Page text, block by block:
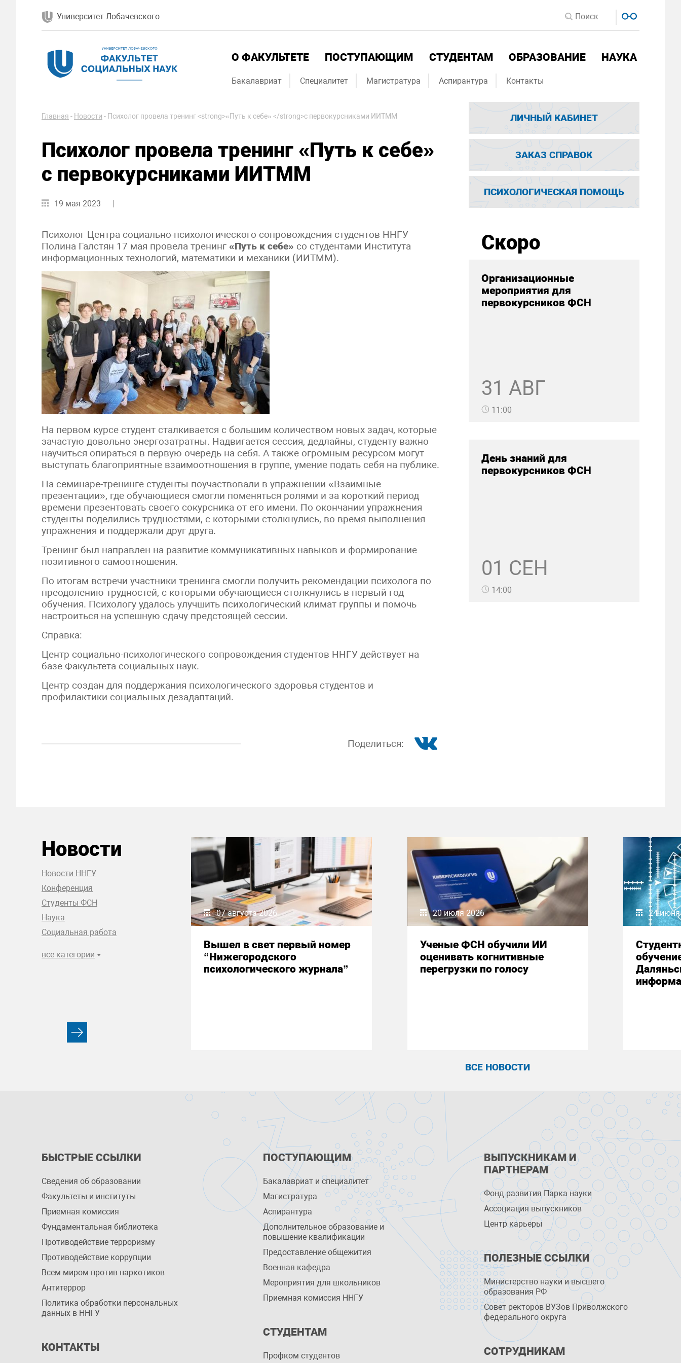
Университет Лобачевского
О ФАКУЛЬТЕТЕ ПОСТУПАЮЩИМ СТУДЕНТАМ ОБРАЗОВАНИЕ НАУКА
Бакалавриат Специалитет Магистратура Аспирантура Контакты
Главная - Новости - Психолог провела тренинг <strong>«Путь к себе» </strong>с первокурсниками ИИТММ
Психолог провела тренинг «Путь к себе»
с первокурсниками ИИТММ
19 мая 2023
Психолог Центра социально-психологического сопровождения студентов ННГУ
Полина Галстян 17 мая провела тренинг «Путь к себе» со студентами Института
информационных технологий, математики и механики (ИИТММ).
На первом курсе студент сталкивается с большим количеством новых задач, которые
зачастую довольно энергозатратны. Надвигается сессия, дедлайны, студенту важно
научиться опираться в первую очередь на себя. А также огромным ресурсом могут
выступать благоприятные взаимоотношения в группе, умение подать себя на публике.
На семинаре-тренинге студенты поучаствовали в упражнении «Взаимные
презентации», где обучающиеся смогли поменяться ролями и за короткий период
времени презентовать своего сокурсника от его имени. По окончании упражнения
студенты поделились трудностями, с которыми столкнулись, во время выполнения
упражнения и поддержали друг друга.
Тренинг был направлен на развитие коммуникативных навыков и формирование
позитивного самоотношения.
По итогам встречи участники тренинга смогли получить рекомендации психолога по
преодолению трудностей, с которыми обучающиеся столкнулись в первый год
обучения. Психологу удалось улучшить психологический климат группы и помочь
настроиться на успешную сдачу предстоящей сессии.
Справка:
Центр социально-психологического сопровождения студентов ННГУ действует на
базе Факультета социальных наук.
Центр создан для поддержания психологического здоровья студентов и
профилактики социальных дезадаптаций.
Поделиться:
ЛИЧНЫЙ КАБИНЕТ
ЗАКАЗ СПРАВОК
ПСИХОЛОГИЧЕСКАЯ ПОМОЩЬ
Скоро
Организационные
мероприятия для
первокурсников ФСН
31 АВГ
11:00
День знаний для
первокурсников ФСН
01 СЕН
14:00
Новости
Новости ННГУ
Конференция
Студенты ФСН
Наука
Социальная работа
все категории
07 августа 2026
Вышел в свет первый номер
“Нижегородского
психологического журнала”
20 июля 2026
Ученые ФСН обучили ИИ
оценивать когнитивные
перегрузки по голосу
24
ВСЕ НОВОСТИ
БЫСТРЫЕ ССЫЛКИ
Сведения об образовании
Факультеты и институты
Приемная комиссия
Фундаментальная библиотека
Противодействие терроризму
Противодействие коррупции
Всем миром против наркотиков
Антитеррор
Политика обработки персональных
данных в ННГУ
КОНТАКТЫ
ПОСТУПАЮЩИМ
Бакалавриат и специалитет
Магистратура
Аспирантура
Дополнительное образование и
повышение квалификации
Предоставление общежития
Военная кафедра
Мероприятия для школьников
Приемная комиссия ННГУ
СТУДЕНТАМ
Профком студентов
ВЫПУСКНИКАМ И
ПАРТНЕРАМ
Фонд развития Парка науки
Ассоциация выпускников
Центр карьеры
ПОЛЕЗНЫЕ ССЫЛКИ
Министерство науки и высшего
образования РФ
Совет ректоров ВУЗов Приволжского
федерального округа
СОТРУДНИКАМ